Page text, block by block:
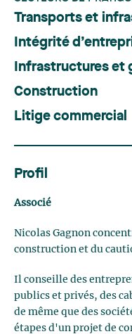
Transports et
Intégrité
Infrastructures et
Construction
Litige commercial
Profil
Associé
Nicolas Gagnon
construction et du
Il conseille des
publics et privés, des
de même que des
étapes d'un projet de